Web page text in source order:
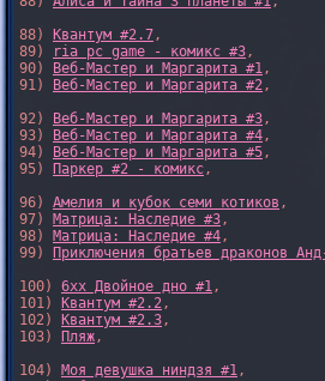
88)
Квантум #2.7,
89)
ria pc game - комикс #3,
90)
Веб-Мастер и Маргарита #1,
91)
Веб-Мастер и Маргарита #2,
92)
Веб-Мастер и Маргарита #3,
93)
Веб-Мастер и Маргарита #4,
94)
Веб-Мастер и Маргарита #5,
95)
Паркер #2 - комикс,
96) Амелия и кубок семи котиков ,
97) Матрица: Наследие #3,
98) Матрица: Наследие #4,
99)
Приключения братьев драконов
100) 6xx Двойное дно #1,
101)
Квантум #2.2,
102)
Квантум #2.3,
103)
Пляж,
104) Моя девушка ниндзя #1,